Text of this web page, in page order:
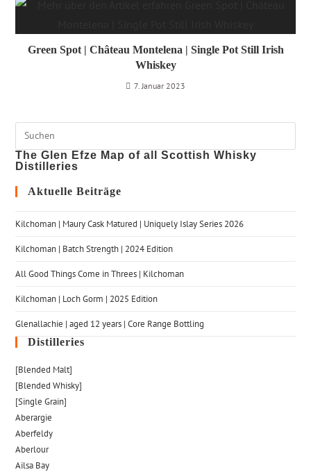
Green Spot | Château Montelena | Single Pot Still Irish
Whiskey
7. Januar 2023
The Glen Efze Map of all Scottish Whisky
Distilleries
Aktuelle Beiträge
Kilchoman | Maury Cask Matured | Uniquely Islay Series 2026
Kilchoman | Batch Strength | 2024 Edition
All Good Things Come in Threes | Kilchoman
Kilchoman | Loch Gorm​ | 2025 Edition
Glenallachie | aged 12 years | Core Range Bottling
Distilleries
[Blended Malt]
[Blended Whisky]
[Single Grain]
Aberargie
Aberfeldy
Aberlour
Ailsa Bay